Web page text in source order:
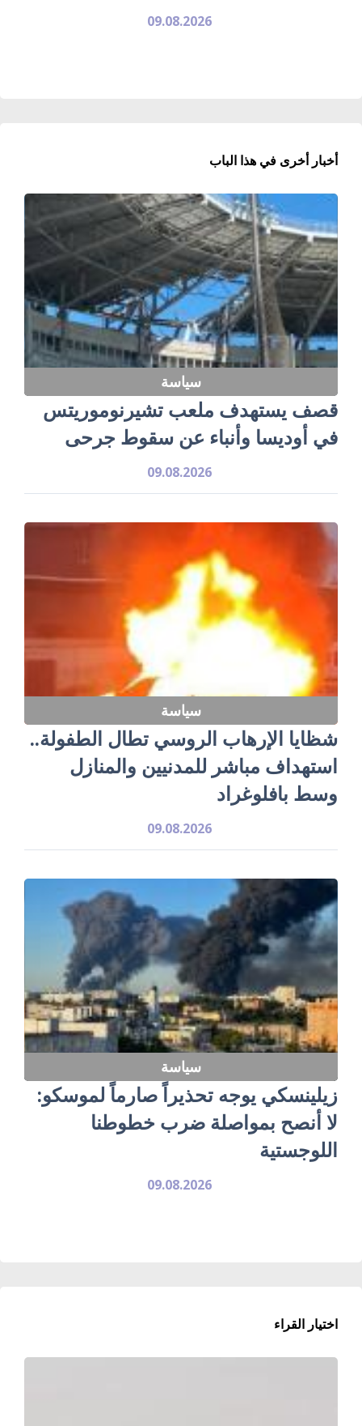
09.08.2026
أخبار أخرى في هذا الباب
سياسة
قصف يستهدف ملعب تشيرنوموريتس
في أوديسا وأنباء عن سقوط جرحى
09.08.2026
سياسة
شظايا الإرهاب الروسي تطال الطفولة..
استهداف مباشر للمدنيين والمنازل
وسط بافلوغراد
09.08.2026
سياسة
زيلينسكي يوجه تحذيراً صارماً لموسكو:
لا أنصح بمواصلة ضرب خطوطنا
اللوجستية
09.08.2026
اختيار القراء